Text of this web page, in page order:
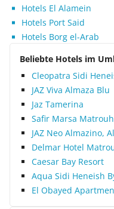
Hotels El Alamein
Hotels Port Said
Hotels Borg el-Arab
Beliebte Hotels im
Cleopatra Sidi
JAZ Viva Almaza Blu
Jaz Tamerina
Safir Marsa
JAZ Neo Almazino,
Delmar Hotel
Caesar Bay Resort
Aqua Sidi Heneish
El Obayed